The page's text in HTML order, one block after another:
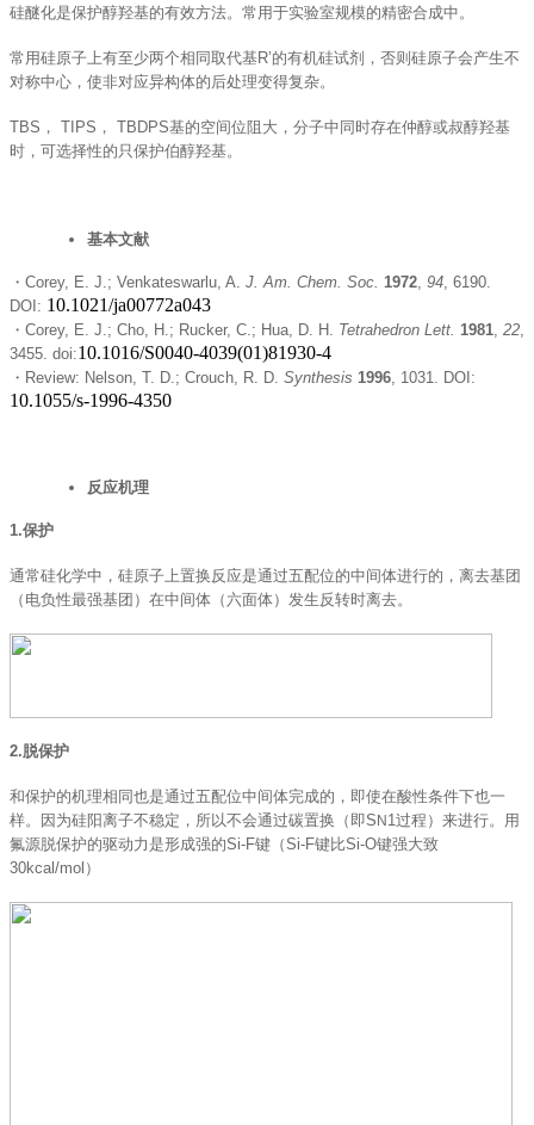
硅醚化是保护醇羟基的有效方法。常用于实验室规模的精密合成中。
常用硅原子上有至少两个相同取代基R’的有机硅试剂，否则硅原子会产生不
对称中心，使非对应异构体的后处理变得复杂。
TBS， TIPS， TBDPS基的空间位阻大，分子中同时存在仲醇或叔醇羟基
时，可选择性的只保护伯醇羟基。
基本文献
・Corey, E. J.; Venkateswarlu, A. J. Am. Chem. Soc. 1972 94 , 6190.
DOI: 10.1021/ja00772a043
・Corey, E. J.; Cho, H.; Rucker, C.; Hua, D. H. Tetrahedron Lett. 1981 22
3455. doi:10.1016/S0040-4039(01)81930-4
・Review: Nelson, T. D.; Crouch, R. D. Synthesis 1996 , 1031. DOI:
10.1055/s-1996-4350
反应机理
1.保护
通常硅化学中，硅原子上置换反应是通过五配位的中间体进行的，离去基团
（电负性最强基团）在中间体（六面体）发生反转时离去。
2.脱保护
和保护的机理相同也是通过五配位中间体完成的，即使在酸性条件下也一
样。因为硅阳离子不稳定，所以不会通过碳置换（即SN1过程）来进行。用
氟源脱保护的驱动力是形成强的Si-F键（Si-F键比Si-O键强大致
30kcal/mol）